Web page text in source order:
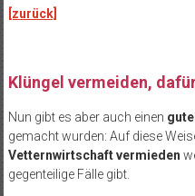
[zurück]
Klüngel vermeiden,
Nun gibt es aber auch einen
gemacht wurden: Auf diese
Vetternwirtschaft vermieden
gegenteilige Fälle gibt.